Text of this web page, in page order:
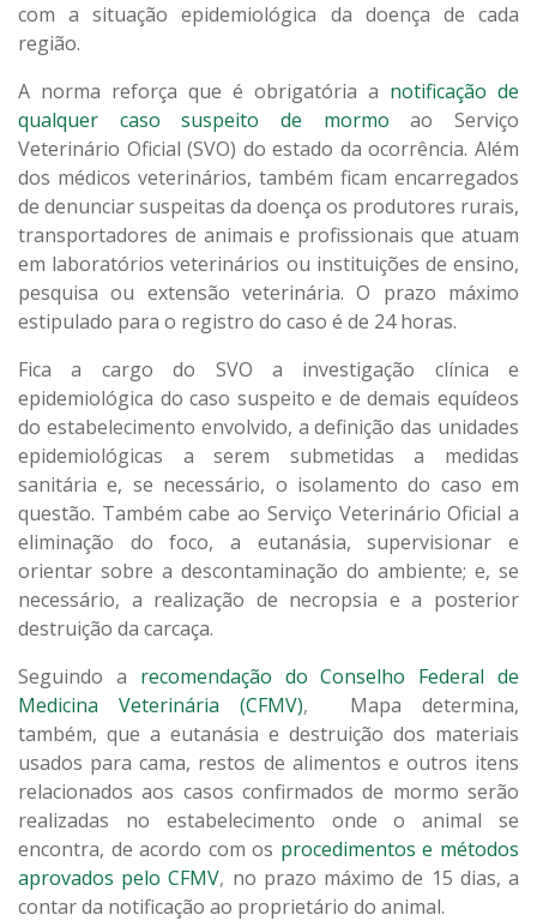
com a situação epidemiológica da doença de cada
região.
A norma reforça que é obrigatória a notificação de
qualquer caso suspeito de mormo
ao Serviço
Veterinário Oficial (SVO) do estado da ocorrência. Além
dos médicos veterinários, também ficam encarregados
de denunciar suspeitas da doença os produtores rurais,
transportadores de animais e profissionais que atuam
em laboratórios veterinários ou instituições de ensino,
pesquisa ou extensão veterinária. O prazo máximo
estipulado para o registro do caso é de 24 horas.
Fica a cargo do SVO a investigação clínica e
epidemiológica do caso suspeito e de demais equídeos
do estabelecimento envolvido, a definição das unidades
epidemiológicas a serem submetidas a medidas
sanitária e, se necessário, o isolamento do caso em
questão. Também cabe ao Serviço Veterinário Oficial a
eliminação do foco, a eutanásia, supervisionar e
orientar sobre a descontaminação do ambiente; e, se
necessário, a realização de necropsia e a posterior
destruição da carcaça.
Seguindo a recomendação do Conselho Federal de
Medicina Veterinária (CFMV), Mapa determina,
também, que a eutanásia e destruição dos materiais
usados para cama, restos de alimentos e outros itens
relacionados aos casos confirmados de mormo serão
realizadas no estabelecimento onde o animal se
encontra, de acordo com os procedimentos e métodos
aprovados pelo CFMV, no prazo máximo de 15 dias, a
contar da notificação ao proprietário do animal.